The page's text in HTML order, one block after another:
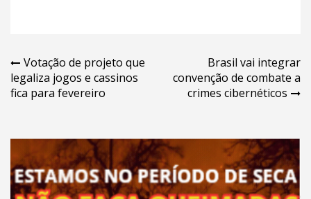
Navegação
de
Votação de projeto que
legaliza jogos e cassinos
fica para fevereiro
Brasil vai integrar
convenção de combate a
crimes cibernéticos